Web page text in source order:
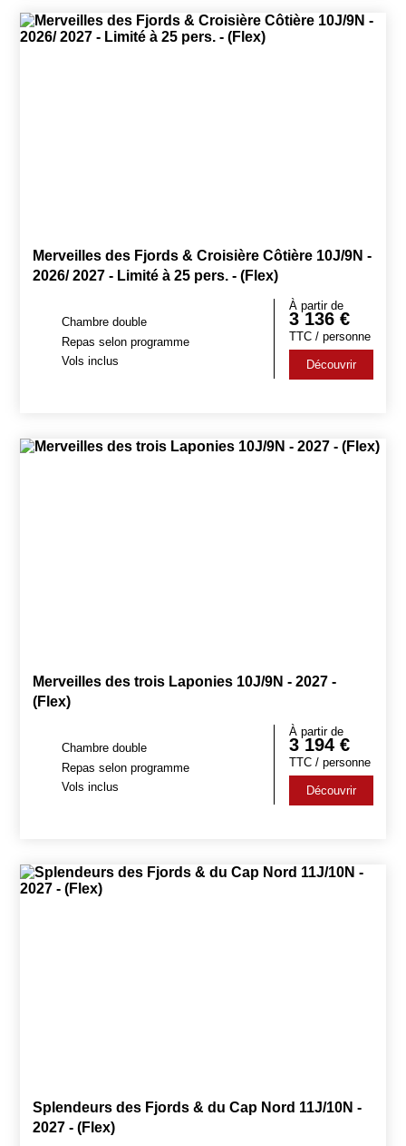
Merveilles des Fjords & Croisière Côtière 10J/9N -
2026/ 2027 - Limité à 25 pers. - (Flex)
Chambre double
Repas selon programme
Vols inclus
À partir de
3 136 €
TTC / personne
Découvrir
Merveilles des trois Laponies 10J/9N - 2027 -
(Flex)
Chambre double
Repas selon programme
Vols inclus
À partir de
3 194 €
TTC / personne
Découvrir
Splendeurs des Fjords & du Cap Nord 11J/10N -
2027 - (Flex)